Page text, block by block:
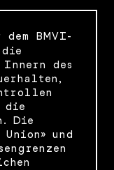
BMVI-
des
die
Die
und